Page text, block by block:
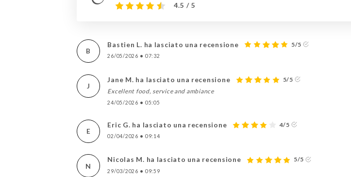
4.5 / 5
B
Bastien L. ha lasciato una recensione 5/5
26/05/2026 • 07:32
J
Jane M. ha lasciato una recensione
5/5
Excellent food, service and ambiance
24/05/2026 • 05:05
E
Eric G. ha lasciato una recensione 4/5
02/04/2026 • 09:14
N
Nicolas M. ha lasciato una recensione 5/5
29/03/2026 • 09:59